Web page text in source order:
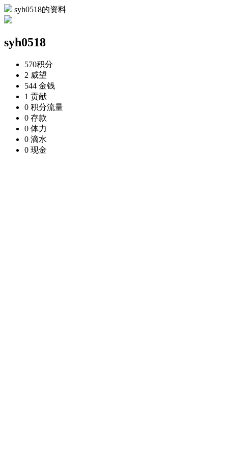
syh0518的资料
syh0518
570积分
2 威望
544 金钱
1 贡献
0 积分流量
0 存款
0 体力
0 滴水
0 现金